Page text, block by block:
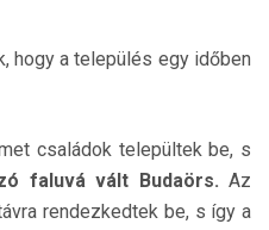
hogy a település egy időben
családok települtek be, s
faluvá vált Budaörs. Az
rendezkedtek be, s így a